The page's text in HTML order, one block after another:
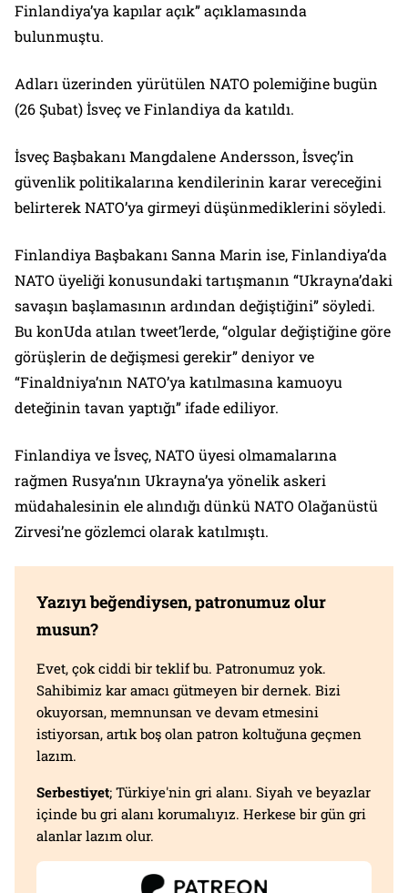
Finlandiya’ya kapılar açık” açıklamasında
bulunmuştu.
Adları üzerinden yürütülen NATO polemiğine bugün
(26 Şubat) İsveç ve Finlandiya da katıldı.
İsveç Başbakanı Mangdalene Andersson, İsveç’in
güvenlik politikalarına kendilerinin karar vereceğini
belirterek NATO’ya girmeyi düşünmediklerini söyledi.
Finlandiya Başbakanı Sanna Marin ise, Finlandiya’da
NATO üyeliği konusundaki tartışmanın “Ukrayna’daki
savaşın başlamasının ardından değiştiğini” söyledi.
Bu konUda atılan tweet’lerde, “olgular değiştiğine göre
görüşlerin de değişmesi gerekir” deniyor ve
“Finaldniya’nın NATO’ya katılmasına kamuoyu
deteğinin tavan yaptığı” ifade ediliyor.
Finlandiya ve İsveç, NATO üyesi olmamalarına
rağmen Rusya’nın Ukrayna’ya yönelik askeri
müdahalesinin ele alındığı dünkü NATO Olağanüstü
Zirvesi’ne gözlemci olarak katılmıştı.
Yazıyı beğendiysen, patronumuz olur
musun?
Evet, çok ciddi bir teklif bu. Patronumuz yok.
Sahibimiz kar amacı gütmeyen bir dernek. Bizi
okuyorsan, memnunsan ve devam etmesini
istiyorsan, artık boş olan patron koltuğuna geçmen
lazım.
Serbestiyet; Türkiye'nin gri alanı. Siyah ve beyazlar
içinde bu gri alanı korumalıyız. Herkese bir gün gri
alanlar lazım olur.